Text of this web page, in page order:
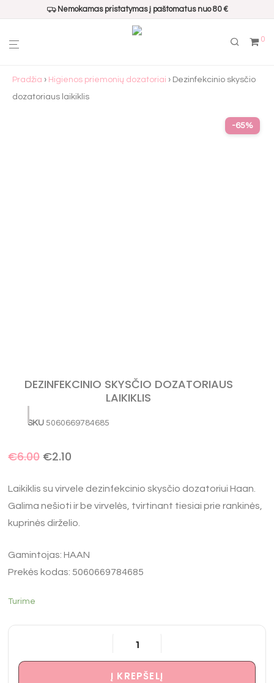
Nemokamas pristatymas į paštomatus nuo 80 €
0
Pradžia › Higienos priemonių dozatoriai › Dezinfekcinio skysčio
dozatoriaus laikiklis
-65%
DEZINFEKCINIO SKYSČIO DOZATORIAUS
LAIKIKLIS
SKU 5060669784685
€6.00 €2.10
Laikiklis su virvele dezinfekcinio skysčio dozatoriui Haan.
Galima nešioti ir be virvelės, tvirtinant tiesiai prie rankinės,
kuprinės dirželio.
Gamintojas: HAAN
Prekės kodas: 5060669784685
Turime
Į KREPŠELĮ